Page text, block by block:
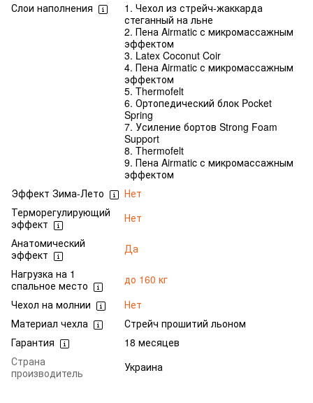
Слои наполнения
1. Чехол из стрейч-жаккарда
стеганный на льне
2. Пена Airmatic с микромассажным
эффектом
3. Latex Coconut Coir
4. Пена Airmatic с микромассажным
эффектом
5. Thermofelt
6. Ортопедический блок Pocket
Spring
7. Усиление бортов Strong Foam
Support
8. Thermofelt
9. Пена Airmatic с микромассажным
эффектом
Эффект Зима-Лето
Нет
Терморегулирующий
эффект
Нет
Анатомический
эффект
Да
Нагрузка на 1
спальное место
до 160 кг
Чехол на молнии
Нет
Материал чехла
Стрейч прошитий льоном
Гарантия
18 месяцев
Страна
производитель
Украина